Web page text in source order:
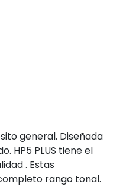
general. Diseñada
HP5 PLUS tiene el
. Estas
rango tonal.